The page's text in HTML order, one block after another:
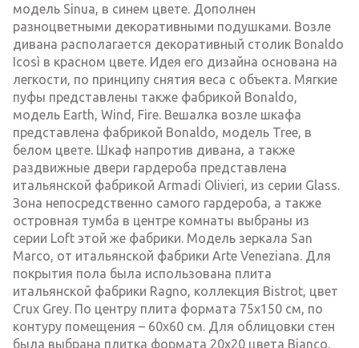
модель Sinua, в синем цвете. Дополнен
разноцветными декоративными подушками. Возле
дивана располагается декоративный столик Bonaldo
Icosì в красном цвете. Идея его дизайна основана на
легкости, по принципу снятия веса с объекта. Мягкие
пуфы представлены также фабрикой Bonaldo,
модель Earth, Wind, Fire. Вешалка возле шкафа
представлена фабрикой Bonaldo, модель Tree, в
белом цвете. Шкаф напротив дивана, а также
раздвижные двери гардероба представлена
итальянской фабрикой Armadi Olivieri, из серии Glass.
Зона непосредственно самого гардероба, а также
островная тумба в центре комнаты выбраны из
серии Loft этой же фабрики. Модель зеркала San
Marco, от итальянской фабрики Arte Veneziana. Для
покрытия пола была использована плита
итальянской фабрики Ragno, коллекция Bistrot, цвет
Crux Grey. По центру плита формата 75х150 см, по
контуру помещения – 60х60 см. Для облицовки стен
была выбрана плитка формата 20х20 цвета Bianco,